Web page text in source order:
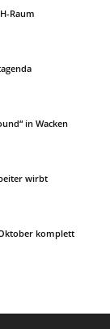
Raum
in Wacken
wirbt
komplett